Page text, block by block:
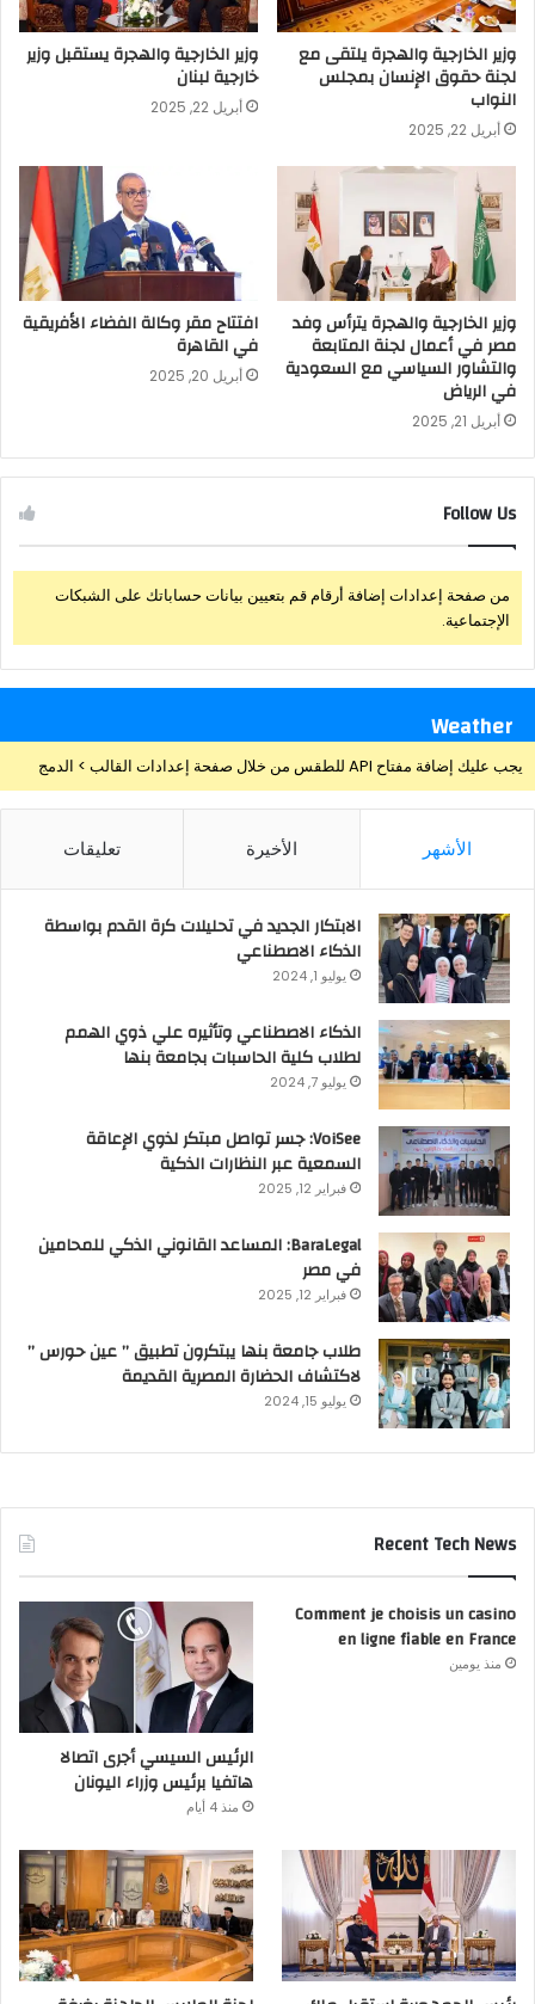
وزير الخارجية والهجرة يلتقى مع
لجنة حقوق الإنسان بمجلس
النواب
أبريل 22, 2025
وزير الخارجية والهجرة يستقبل وزير
خارجية لبنان
أبريل 22, 2025
وزير الخارجية والهجرة يترأس وفد
مصر في أعمال لجنة المتابعة
والتشاور السياسي مع السعودية
في الرياض
أبريل 21, 2025
افتتاح مقر وكالة الفضاء الأفريقية
في القاهرة
أبريل 20, 2025
Follow Us
من صفحة إعدادات إضافة أرقام قم بتعيين بيانات حساباتك على الشبكات
الإجتماعية.
Weather
يجب عليك إضافة مفتاح API للطقس من خلال صفحة إعدادات القالب > الدمج
الأشهر الأخيرة تعليقات
الابتكار الجديد في تحليلات كرة القدم بواسطة
الذكاء الاصطناعي
يوليو 1, 2024
الذكاء الاصطناعي وتأثيره علي ذوي الهمم
لطلاب كلية الحاسبات بجامعة بنها
يوليو 7, 2024
VoiSee: جسر تواصل مبتكر لذوي الإعاقة
السمعية عبر النظارات الذكية
فبراير 12, 2025
BaraLegal: المساعد القانوني الذكي للمحامين
في مصر
فبراير 12, 2025
طلاب جامعة بنها يبتكرون تطبيق ” عين حورس ”
لاكتشاف الحضارة المصرية القديمة
يوليو 15, 2024
Recent Tech News
Comment je choisis un casino
en ligne fiable en France
منذ يومين
الرئيس السيسي أجرى اتصالا
هاتفيا برئيس وزراء اليونان
منذ 4 أيام